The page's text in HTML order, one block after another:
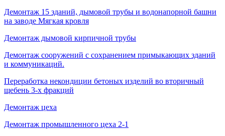
Демонтаж 15 зданий, дымовой трубы и водонапорной башни
на заводе Мягкая кровля
Демонтаж дымовой кирпичной трубы
Демонтаж сооружений с сохранением примыкающих зданий
и коммуникаций.
Переработка некондиции бетоных изделий во вторичный
щебень 3-х фракций
Демонтаж цеха
Демонтаж промышленного цеха 2-1